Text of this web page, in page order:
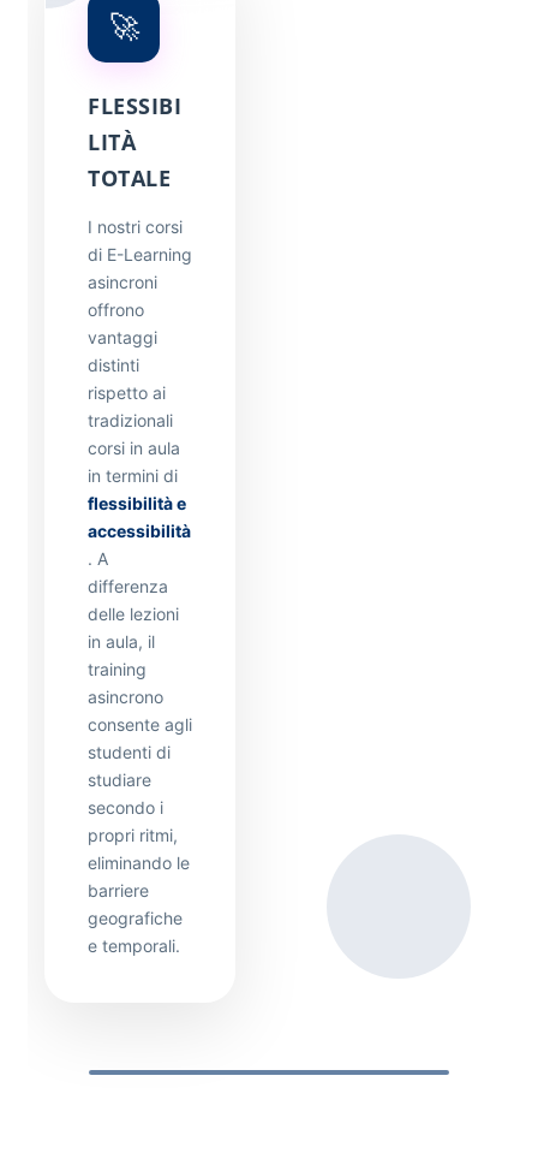
🚀
FLESSIBI
LITÀ
TOTALE
I nostri corsi
di E-Learning
asincroni
offrono
vantaggi
distinti
rispetto ai
tradizionali
corsi in aula
in termini di
flessibilità e
accessibilità
. A
differenza
delle lezioni
in aula, il
training
asincrono
consente agli
studenti di
studiare
secondo i
propri ritmi,
eliminando le
barriere
geografiche
e temporali.